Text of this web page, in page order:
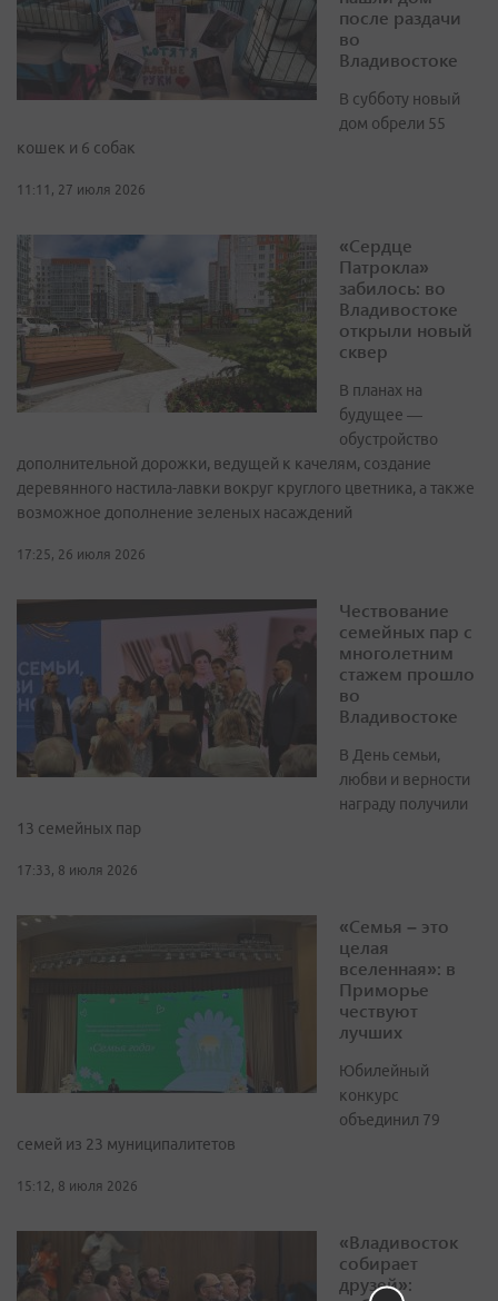
после раздачи
во
Владивостоке
В субботу новый
дом обрели 55
кошек и 6 собак
11:11, 27 июля 2026
«Сердце
Патрокла»
забилось: во
Владивостоке
открыли новый
сквер
В планах на
будущее —
обустройство
дополнительной дорожки, ведущей к качелям, создание
деревянного настила-лавки вокруг круглого цветника, а также
возможное дополнение зеленых насаждений
17:25, 26 июля 2026
Чествование
семейных пар с
многолетним
стажем прошло
во
Владивостоке
В День семьи,
любви и верности
награду получили
13 семейных пар
17:33, 8 июля 2026
«Семья – это
целая
вселенная»: в
Приморье
чествуют
лучших
Юбилейный
конкурс
объединил 79
семей из 23 муниципалитетов
15:12, 8 июля 2026
«Владивосток
собирает
друзей»: